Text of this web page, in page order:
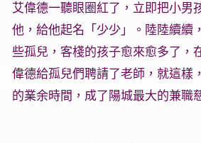
艾偉德一聽眼圈紅了，立即把小男
他，給他起名「少少」。陸陸續續
些孤兒，客棧的孩子愈來愈多了，
偉德給孤兒們聘請了老師，就這樣
的業余時間，成了陽城最大的兼職